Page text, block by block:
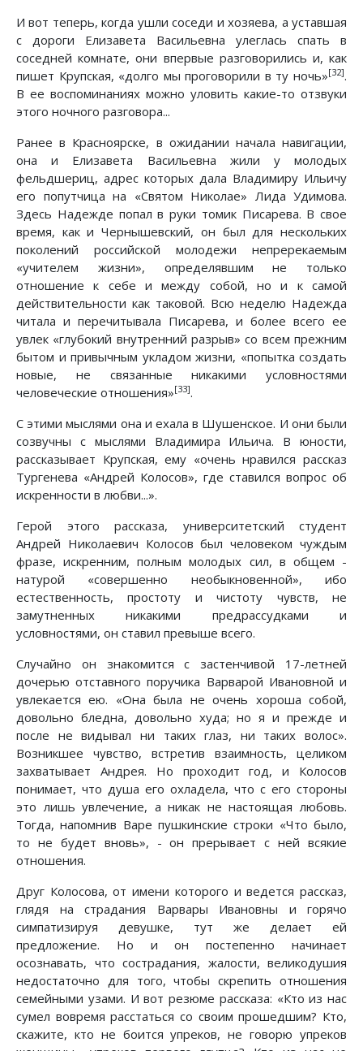
И вот теперь, когда ушли соседи и хозяева, а уставшая
с дороги Елизавета Васильевна улеглась спать в
соседней комнате, они впервые разговорились и, как
пишет Крупская, «долго мы проговорили в ту ночь»[32].
В ее воспоминаниях можно уловить какие-то отзвуки
этого ночного разговора...
Ранее в Красноярске, в ожидании начала навигации,
она и Елизавета Васильевна жили у молодых
фельдшериц, адрес которых дала Владимиру Ильичу
его попутчица на «Святом Николае» Лида Удимова.
Здесь Надежде попал в руки томик Писарева. В свое
время, как и Чернышевский, он был для нескольких
поколений российской молодежи непререкаемым
«учителем жизни», определявшим не только
отношение к себе и между собой, но и к самой
действительности как таковой. Всю неделю Надежда
читала и перечитывала Писарева, и более всего ее
увлек «глубокий внутренний разрыв» со всем прежним
бытом и привычным укладом жизни, «попытка создать
новые, не связанные никакими условностями
человеческие отношения»[33].
С этими мыслями она и ехала в Шушенское. И они были
созвучны с мыслями Владимира Ильича. В юности,
рассказывает Крупская, ему «очень нравился рассказ
Тургенева «Андрей Колосов», где ставился вопрос об
искренности в любви...».
Герой этого рассказа, университетский студент
Андрей Николаевич Колосов был человеком чуждым
фразе, искренним, полным молодых сил, в общем -
натурой «совершенно необыкновенной», ибо
естественность, простоту и чистоту чувств, не
замутненных никакими предрассудками и
условностями, он ставил превыше всего.
Случайно он знакомится с застенчивой 17-летней
дочерью отставного поручика Варварой Ивановной и
увлекается ею. «Она была не очень хороша собой,
довольно бледна, довольно худа; но я и прежде и
после не видывал ни таких глаз, ни таких волос».
Возникшее чувство, встретив взаимность, целиком
захватывает Андрея. Но проходит год, и Колосов
понимает, что душа его охладела, что с его стороны
это лишь увлечение, а никак не настоящая любовь.
Тогда, напомнив Варе пушкинские строки «Что было,
то не будет вновь», - он прерывает с ней всякие
отношения.
Друг Колосова, от имени которого и ведется рассказ,
глядя на страдания Варвары Ивановны и горячо
симпатизируя девушке, тут же делает ей
предложение. Но и он постепенно начинает
осознавать, что сострадания, жалости, великодушия
недостаточно для того, чтобы скрепить отношения
семейными узами. И вот резюме рассказа: «Кто из нас
сумел вовремя расстаться со своим прошедшим? Кто,
скажите, кто не боится упреков, не говорю упреков